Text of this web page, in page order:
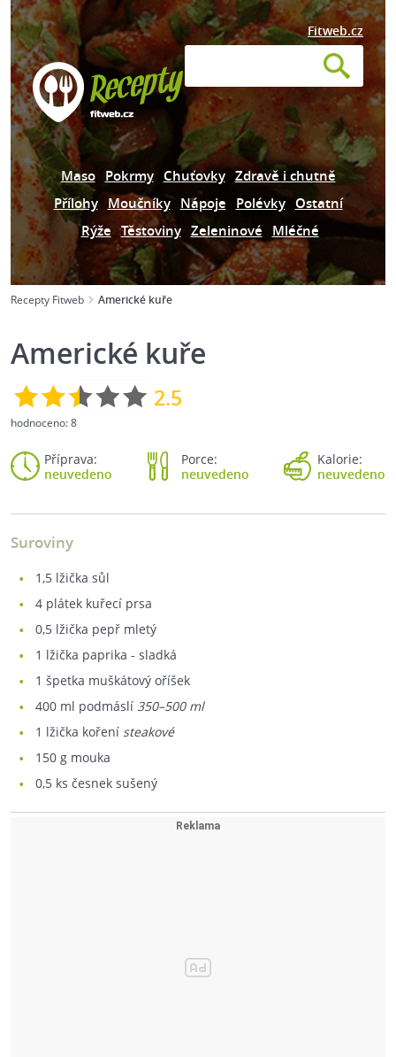
Fitweb.cz
Maso Pokrmy Chuťovky Zdravě i chutně
Přílohy Moučníky Nápoje Polévky Ostatní
Rýže Těstoviny Zeleninové Mléčné
Recepty Fitweb Americké kuře
Americké kuře
2.5
hodnoceno:8
Příprava:
neuvedeno
Porce:
neuvedeno
Kalorie:
neuvedeno
Suroviny
1,5 lžička sůl
4 plátek kuřecí prsa
0,5 lžička pepř mletý
1 lžička paprika - sladká
1 špetka muškátový oříšek
400 ml podmáslí 350–500 ml
1 lžička koření steakové
150 g mouka
0,5 ks česnek sušený